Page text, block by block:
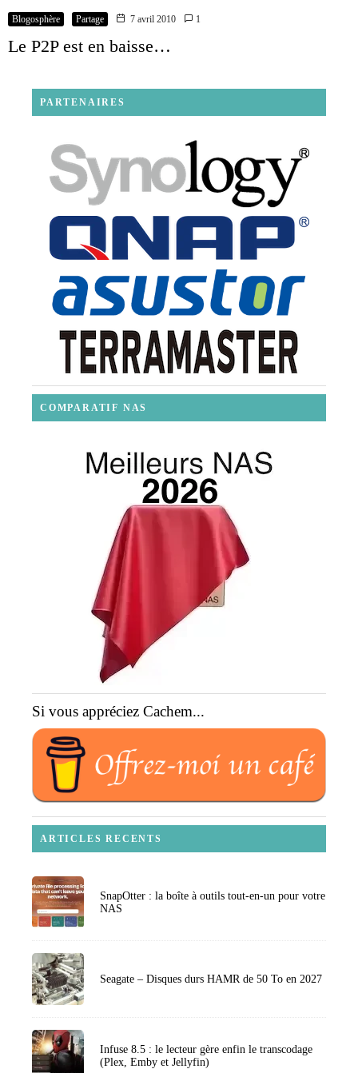
Blogosphère Partage 7 avril 2010 1
Le P2P est en baisse…
PARTENAIRES
COMPARATIF NAS
Si vous appréciez Cachem...
ARTICLES RECENTS
SnapOtter : la boîte à outils tout-en-un pour votre
NAS
Seagate – Disques durs HAMR de 50 To en 2027
Infuse 8.5 : le lecteur gère enfin le transcodage
(Plex, Emby et Jellyfin)